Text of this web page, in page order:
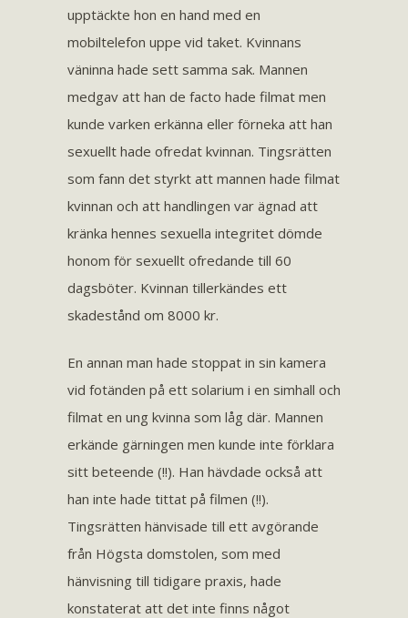
upptäckte hon en hand med en
mobiltelefon uppe vid taket. Kvinnans
väninna hade sett samma sak. Mannen
medgav att han de facto hade filmat men
kunde varken erkänna eller förneka att han
sexuellt hade ofredat kvinnan. Tingsrätten
som fann det styrkt att mannen hade filmat
kvinnan och att handlingen var ägnad att
kränka hennes sexuella integritet dömde
honom för sexuellt ofredande till 60
dagsböter. Kvinnan tillerkändes ett
skadestånd om 8000 kr.
En annan man hade stoppat in sin kamera
vid fotänden på ett solarium i en simhall och
filmat en ung kvinna som låg där. Mannen
erkände gärningen men kunde inte förklara
sitt beteende (!!). Han hävdade också att
han inte hade tittat på filmen (!!).
Tingsrätten hänvisade till ett avgörande
från Högsta domstolen, som med
hänvisning till tidigare praxis, hade
konstaterat att det inte finns något